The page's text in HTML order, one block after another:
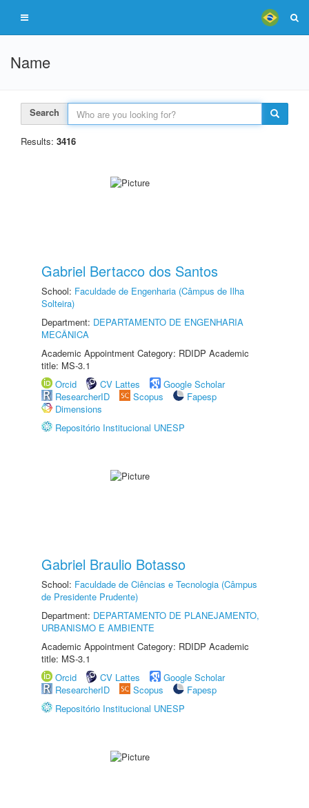
Name
Search
Results: 3416
Gabriel Bertacco dos Santos
School: Faculdade de Engenharia (Câmpus de Ilha
Solteira)
Department: DEPARTAMENTO DE ENGENHARIA
MECÂNICA
Academic Appointment Category: RDIDP Academic
title: MS-3.1
Orcid
CV Lattes
Google Scholar
ResearcherID
Scopus
Fapesp
Dimensions
Repositório Institucional UNESP
Gabriel Braulio Botasso
School: Faculdade de Ciências e Tecnologia (Câmpus
de Presidente Prudente)
Department: DEPARTAMENTO DE PLANEJAMENTO,
URBANISMO E AMBIENTE
Academic Appointment Category: RDIDP Academic
title: MS-3.1
Orcid
CV Lattes
Google Scholar
ResearcherID
Scopus
Fapesp
Repositório Institucional UNESP